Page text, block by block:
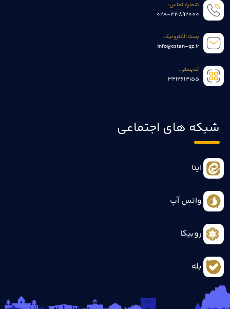
شماره تماس:
028-33892000
پست الکترونیک:
info@ostan-qz.ir
کدپستی:
3414613155
شبکه های اجتماعی
ایتا
واتس آپ
روبیکا
بله